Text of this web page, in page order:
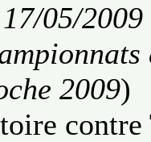
17/05/2009
2009)